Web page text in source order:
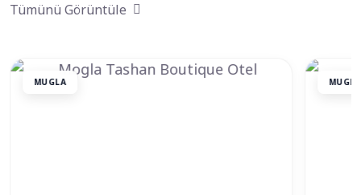
Tümünü Görüntüle
MUGLA MUGLA